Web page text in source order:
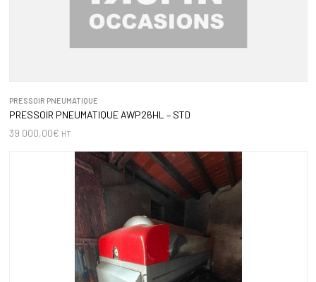
PRESSOIR PNEUMATIQUE
PRESSOIR PNEUMATIQUE AWP26HL – STD
39 000,00€ HT